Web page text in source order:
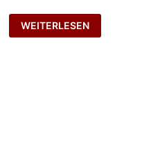
HALBIERTE
DEMOKRATIE
WEITERLESEN